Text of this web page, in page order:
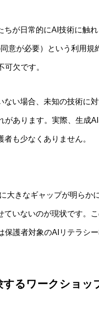
：親子で始める安心なAI
が日常的にAI技術に触
意が必要）という利用規
欠です。
い場合、未知の技術に
あります。実際、生成
も少なくありません。
大きなギャップが明らか
いないのが現状です。
護者対象のAIリテラシ
するワークショッ